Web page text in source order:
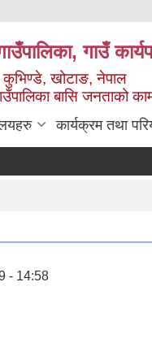
गाउँ
खोटाङ, नेपाल
बासि जनताको
कार्यक्रम तथा
- 14:58